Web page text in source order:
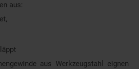
aus:
aus Werkzeugstahl eignen